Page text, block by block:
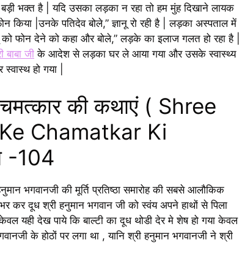
बड़ी भक्त है | यदि उसका लड़का न रहा तो हम मुंह दिखाने लायक
किया |उनके पतिदेव बोले,” ज्ञानू रो रही है | लड़का अस्पताल में
को फोन देने को कहा और बोले,” लड़के का इलाज गलत हो रहा है |
बाबा जी के आदेश से लड़का घर ले आया गया और उसके स्वास्थ्य
हो गया |
चमत्कार की कथाएं ( Shree
Chamatkar Ki
-104
भगवानजी की मूर्ति प्रतिष्ठा समारोह की सबसे आलौकिक
कर दूध श्री हनुमान भगवान जी को स्वंय अपने हाथों से पिला
यही देख पाये कि बाल्टी का दूध थोडी देर मे शेष हो गया केवल
के होठों पर लगा था , यानि श्री हनुमान भगवानजी ने श्री